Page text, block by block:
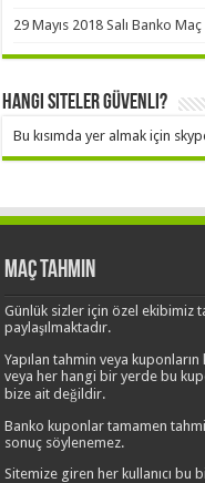
29 Mayıs 2018 Salı Banko
Hangi Siteler Güvenli?
Bu kısımda yer almak için
Maç Tahmin
Günlük sizler için özel ekibimiz
paylaşılmaktadır.
Yapılan tahmin veya kuponların
veya her hangi bir yerde bu
bize ait değildir.
Banko kuponlar tamamen
sonuç söylenemez.
Sitemize giren her kullanıcı bu